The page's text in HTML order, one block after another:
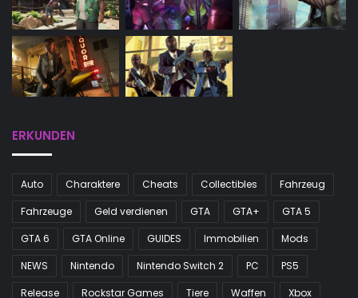
ERKUNDEN
Auto Charaktere Cheats Collectibles
Fahrzeug
Fahrzeuge
Geld verdienen GTA GTA+
GTA 5
GTA 6
GTA Online GUIDES Immobilien
Mods
NEWS
Nintendo Nintendo Switch 2 PC
PS5
Release
Rockstar Games Tiere Waffen Xbox